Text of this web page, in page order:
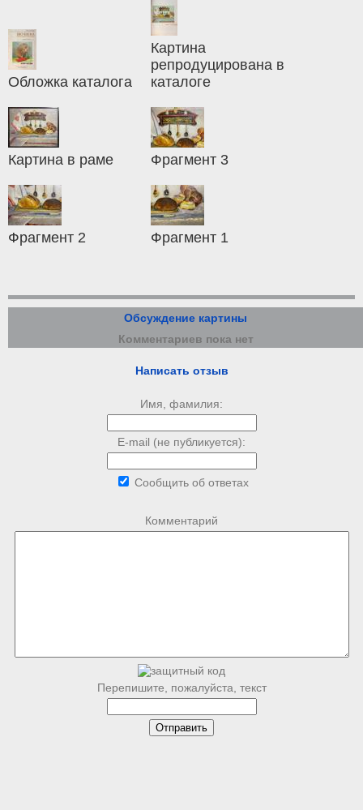
Обложка каталога
Картина
репродуцирована в
каталоге
Картина в раме Фрагмент 3
Фрагмент 2 Фрагмент 1
Обсуждение картины
Комментариев пока нет
Написать отзыв
Имя, фамилия:
E-mail (не публикуется):
Сообщить об ответах
Комментарий
Перепишите, пожалуйста, текст